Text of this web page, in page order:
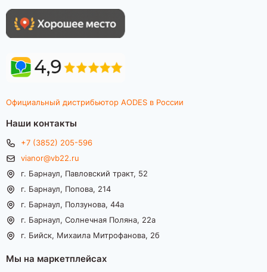
Официальный дистрибьютор AODES в России
Наши контакты
+7 (3852) 205-596
vianor@vb22.ru
г. Барнаул, Павловский тракт, 52
г. Барнаул, Попова, 214
г. Барнаул, Ползунова, 44а
г. Барнаул, Солнечная Поляна, 22а
г. Бийск, Михаила Митрофанова, 2б
Мы на маркетплейсах